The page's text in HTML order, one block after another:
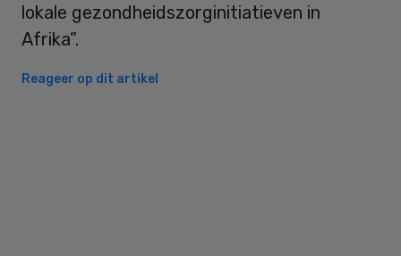
lokale gezondheidszorginitiatieven in
Afrika”.
Reageer op dit artikel